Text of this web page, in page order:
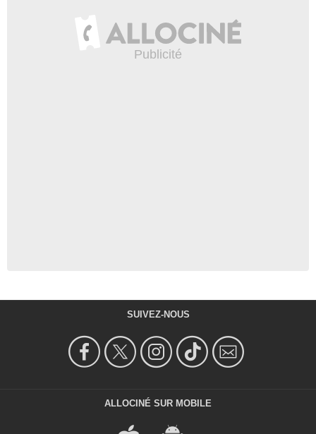
SUIVEZ-NOUS
ALLOCINÉ SUR MOBILE